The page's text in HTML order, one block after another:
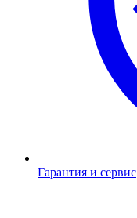
Гарантия и сервис